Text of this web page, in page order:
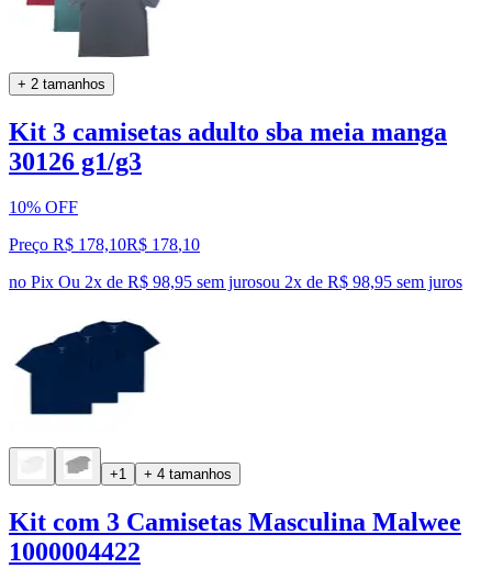
+ 2 tamanhos
Kit 3 camisetas adulto sba meia manga
30126 g1/g3
10% OFF
Preço R$ 178,10R$ 178,10
no Pix Ou 2x de R$ 98,95 sem jurosou 2x de R$ 98,95 sem juros
+1 + 4 tamanhos
Kit com 3 Camisetas Masculina Malwee
1000004422